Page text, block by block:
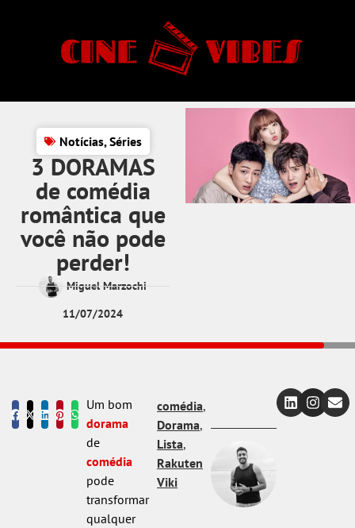
Notícias,Séries
3 DORAMAS
de comédia
romântica que
você não pode
perder!
Miguel Marzochi
11/07/2024
Um bom
dorama
de
comédia
pode
transformar
qualquer
comédia,
Dorama,
Lista,
Rakuten
Viki